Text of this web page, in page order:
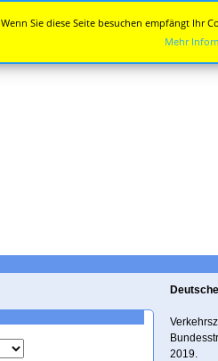
2019.
Wenn Sie diese Seite besuchen empfängt Ihr
Mehr